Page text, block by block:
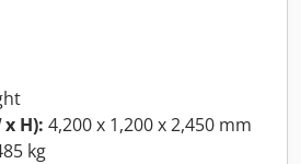
H): 4,200 x 1,200 x 2,450 mm
kg